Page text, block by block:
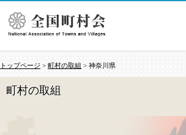
トップページ > 町村の取組 > 神奈川県
町村の取組